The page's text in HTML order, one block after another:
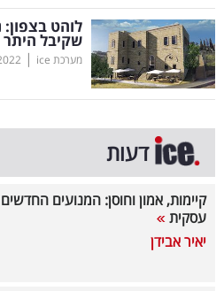
מדדים
ומחקרים
דעות
רכילות
עסקית
קריפטו
ויראלי
לוהט
שקיבל היתר
מערכת ice |
דעות
קיימות, אמון וחוסן: המנועים
עסקית
יאיר אבידן